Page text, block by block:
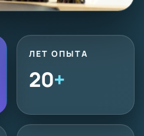
ЛЕТ ОПЫТА
20+